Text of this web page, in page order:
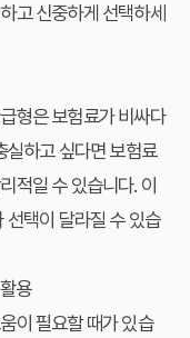
고 신중하게 선택하세
형은 보험료가 비싸다
실하고 싶다면 보험료
적일 수 있습니다. 이
선택이 달라질 수 있습
용
이 필요할 때가 있습